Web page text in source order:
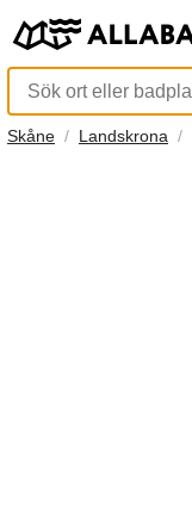
Skåne Landskrona